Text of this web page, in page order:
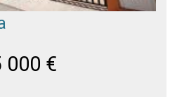
000 €